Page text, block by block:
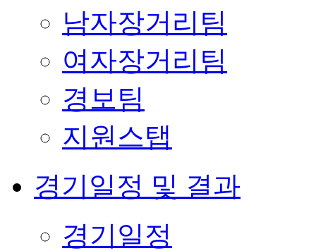
남자장거리팀
여자장거리팀
경보팀
지원스탭
경기일정 및 결과
경기일정